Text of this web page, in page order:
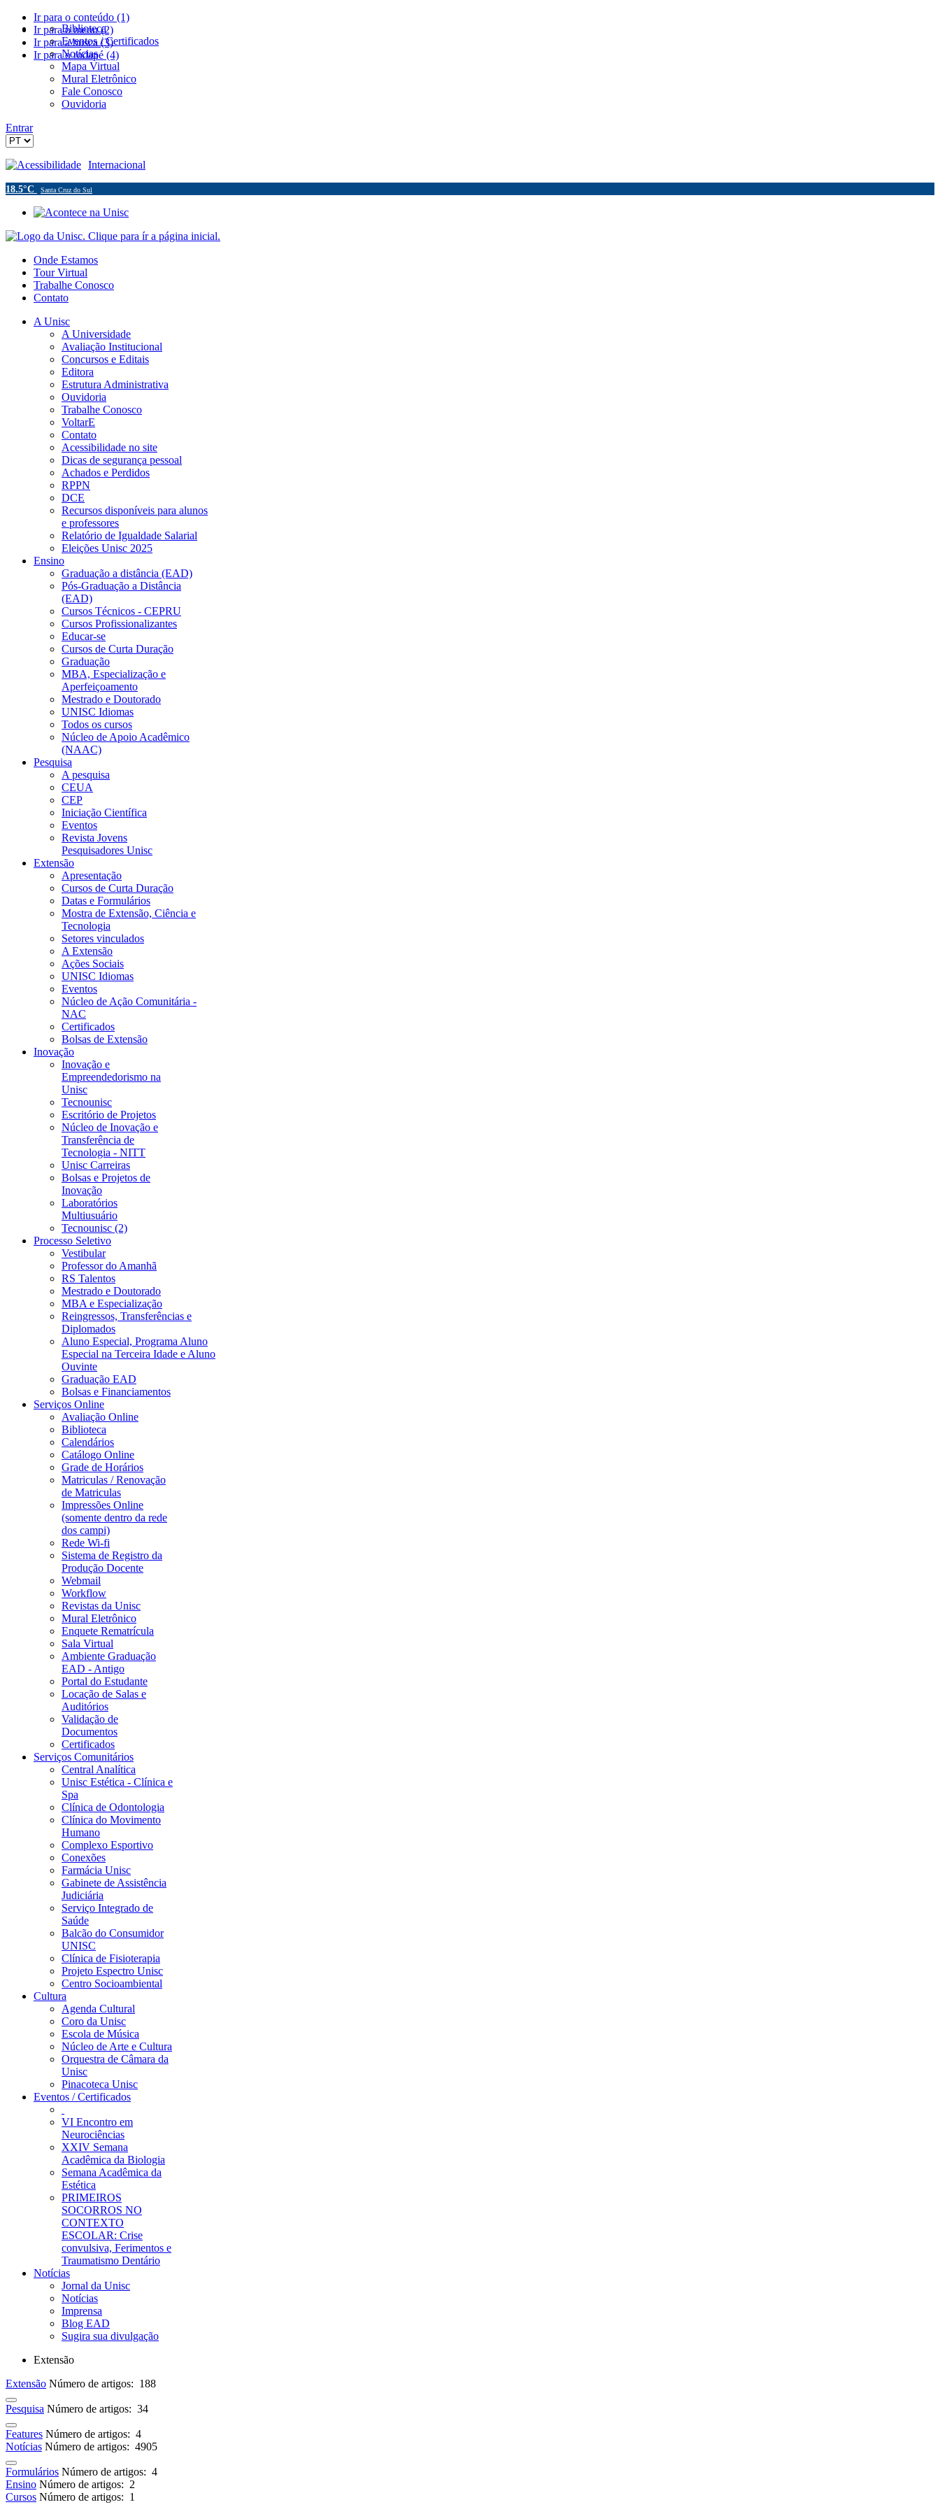
Ir para o conteúdo (1)
Ir para o menu (2)
Ir para a busca (3)
Ir para o rodapé (4)
Biblioteca
Eventos / Certificados
Notícias
Mapa Virtual
Mural Eletrônico
Fale Conosco
Ouvidoria
Entrar
Acessibilidade Internacional
18.5°C Santa Cruz do Sul
Onde Estamos
Tour Virtual
Trabalhe Conosco
Contato
A Unisc
A Universidade
Avaliação Institucional
Concursos e Editais
Editora
Estrutura Administrativa
Ouvidoria
Trabalhe Conosco
VoltarE
Contato
Acessibilidade no site
Dicas de segurança pessoal
Achados e Perdidos
RPPN
DCE
Recursos disponíveis para alunos
e professores
Relatório de Igualdade Salarial
Eleições Unisc 2025
Ensino
Graduação a distância (EAD)
Pós-Graduação a Distância
(EAD)
Cursos Técnicos - CEPRU
Cursos Profissionalizantes
Educar-se
Cursos de Curta Duração
Graduação
MBA, Especialização e
Aperfeiçoamento
Mestrado e Doutorado
UNISC Idiomas
Todos os cursos
Núcleo de Apoio Acadêmico
(NAAC)
Pesquisa
A pesquisa
CEUA
CEP
Iniciação Científica
Eventos
Revista Jovens
Pesquisadores Unisc
Extensão
Apresentação
Cursos de Curta Duração
Datas e Formulários
Mostra de Extensão, Ciência e
Tecnologia
Setores vinculados
A Extensão
Ações Sociais
UNISC Idiomas
Eventos
Núcleo de Ação Comunitária -
NAC
Certificados
Bolsas de Extensão
Inovação
Inovação e
Empreendedorismo na
Unisc
Tecnounisc
Escritório de Projetos
Núcleo de Inovação e
Transferência de
Tecnologia - NITT
Unisc Carreiras
Bolsas e Projetos de
Inovação
Laboratórios
Multiusuário
Tecnounisc (2)
Processo Seletivo
Vestibular
Professor do Amanhã
RS Talentos
Mestrado e Doutorado
MBA e Especialização
Reingressos, Transferências e
Diplomados
Aluno Especial, Programa Aluno
Especial na Terceira Idade e Aluno
Ouvinte
Graduação EAD
Bolsas e Financiamentos
Serviços Online
Avaliação Online
Biblioteca
Calendários
Catálogo Online
Grade de Horários
Matriculas / Renovação
de Matriculas
Impressões Online
(somente dentro da rede
dos campi)
Rede Wi-fi
Sistema de Registro da
Produção Docente
Webmail
Workflow
Revistas da Unisc
Mural Eletrônico
Enquete Rematrícula
Sala Virtual
Ambiente Graduação
EAD - Antigo
Portal do Estudante
Locação de Salas e
Auditórios
Validação de
Documentos
Certificados
Serviços Comunitários
Central Analítica
Unisc Estética - Clínica e
Spa
Clínica de Odontologia
Clínica do Movimento
Humano
Complexo Esportivo
Conexões
Farmácia Unisc
Gabinete de Assistência
Judiciária
Serviço Integrado de
Saúde
Balcão do Consumidor
UNISC
Clínica de Fisioterapia
Projeto Espectro Unisc
Centro Socioambiental
Cultura
Agenda Cultural
Coro da Unisc
Escola de Música
Núcleo de Arte e Cultura
Orquestra de Câmara da
Unisc
Pinacoteca Unisc
Eventos / Certificados
VI Encontro em
Neurociências
XXIV Semana
Acadêmica da Biologia
Semana Acadêmica da
Estética
PRIMEIROS
SOCORROS NO
CONTEXTO
ESCOLAR: Crise
convulsiva, Ferimentos e
Traumatismo Dentário
Notícias
Jornal da Unisc
Notícias
Imprensa
Blog EAD
Sugira sua divulgação
Extensão
Extensão Número de artigos: 188
Pesquisa Número de artigos: 34
Features Número de artigos: 4
Notícias Número de artigos: 4905
Formulários Número de artigos: 4
Ensino Número de artigos: 2
Cursos Número de artigos: 1